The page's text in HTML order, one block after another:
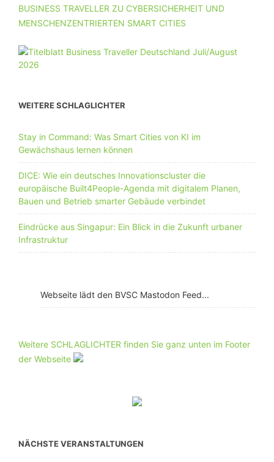
BUSINESS TRAVELLER ZU CYBERSICHERHEIT UND
MENSCHENZENTRIERTEN SMART CITIES
WEITERE SCHLAGLICHTER
Stay in Command: Was Smart Cities von KI im
Gewächshaus lernen können
DICE: Wie ein deutsches Innovationscluster die
europäische Built4People-Agenda mit digitalem Planen,
Bauen und Betrieb smarter Gebäude verbindet
Eindrücke aus Singapur: Ein Blick in die Zukunft urbaner
Infrastruktur
Webseite lädt den BVSC Mastodon Feed...
Weitere SCHLAGLICHTER finden Sie ganz unten im Footer
der Webseite
NÄCHSTE VERANSTALTUNGEN